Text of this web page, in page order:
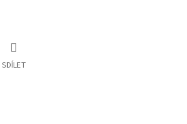
SDÍLET